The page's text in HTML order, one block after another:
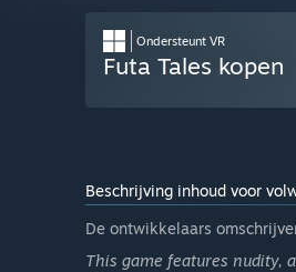
Ondersteunt VR
Futa Tales kopen
Beschrijving inhoud voor
De ontwikkelaars
This game features nudity,